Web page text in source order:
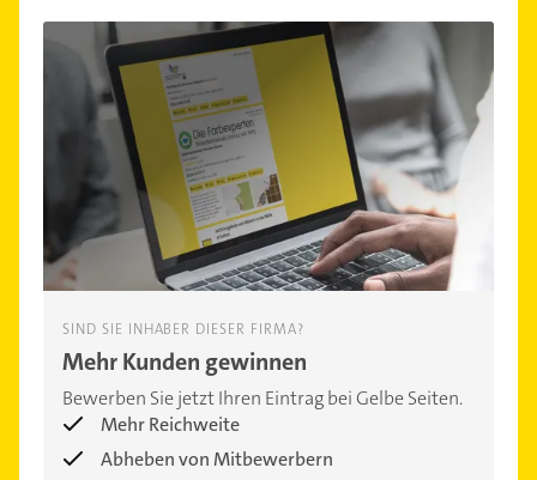
SIND SIE INHABER DIESER FIRMA?
Mehr Kunden gewinnen
Bewerben Sie jetzt Ihren Eintrag bei Gelbe Seiten.
Mehr Reichweite
Abheben von Mitbewerbern